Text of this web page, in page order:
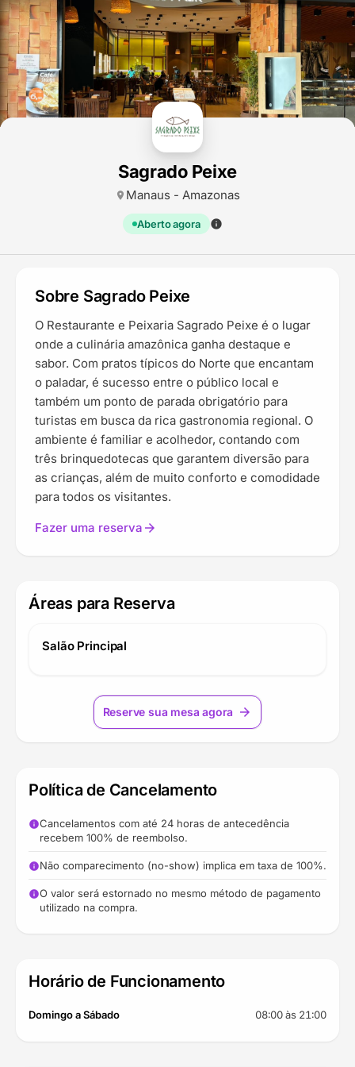
Sagrado Peixe
location_on Manaus - Amazonas
Aberto agora info
Mais informações
Sobre Sagrado Peixe
O Restaurante e Peixaria Sagrado Peixe é o lugar
onde a culinária amazônica ganha destaque e
sabor. Com pratos típicos do Norte que encantam
o paladar, é sucesso entre o público local e
também um ponto de parada obrigatório para
turistas em busca da rica gastronomia regional. O
ambiente é familiar e acolhedor, contando com
três brinquedotecas que garantem diversão para
as crianças, além de muito conforto e comodidade
para todos os visitantes.
Fazer uma reserva arrow_forward
Áreas para Reserva
Salão Principal
Reserve sua mesa agora arrow_forward
Política de Cancelamento
infoCancelamentos com até 24 horas de antecedência
recebem 100% de reembolso.
infoNão comparecimento (no-show) implica em taxa de 100%.
infoO valor será estornado no mesmo método de pagamento
utilizado na compra.
Horário de Funcionamento
Domingo a Sábado 08:00 às 21:00